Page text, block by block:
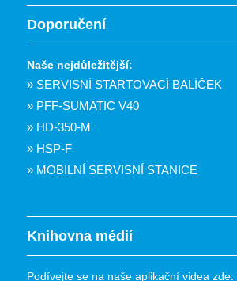
Doporučení
Naše nejdůležitější:
» SERVISNÍ STARTOVACÍ BALÍČEK
» PFF-SUMATIC V40
» HD-350-M
» HSP-F
» MOBILNÍ SERVISNÍ STANICE
Knihovna médií
Podívejte se na naše aplikační videa zde: